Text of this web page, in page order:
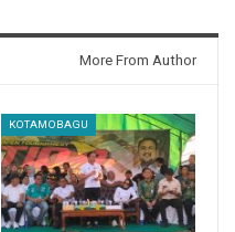
More From Author
KOTAMOBAGU